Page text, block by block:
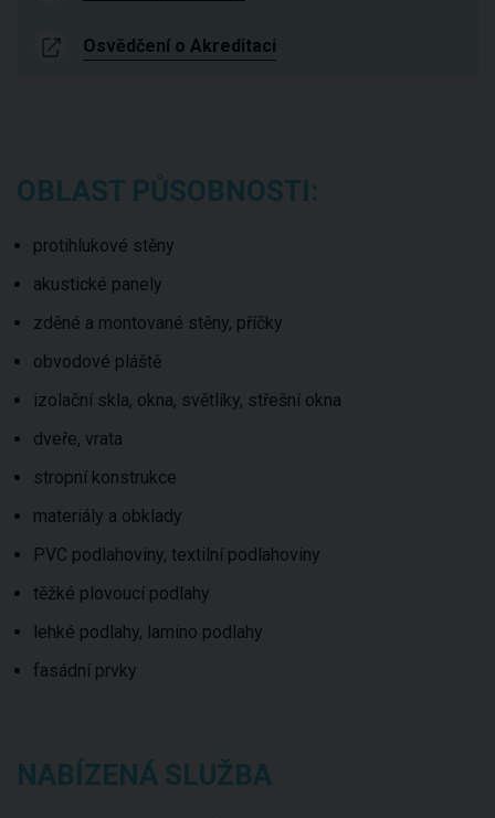
Osvědčení o Akreditaci
OBLAST PŮSOBNOSTI:
protihlukové stěny
akustické panely
zděné a montované stěny, příčky
obvodové pláště
izolační skla, okna, světlíky, střešní okna
dveře, vrata
stropní konstrukce
materiály a obklady
PVC podlahoviny, textilní podlahoviny
těžké plovoucí podlahy
lehké podlahy, lamino podlahy
fasádní prvky
NABÍZENÁ SLUŽBA